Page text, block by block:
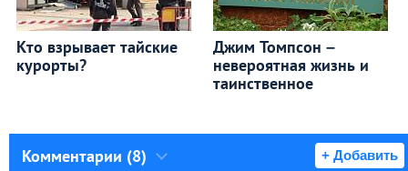
Кто взрывает тайские
курорты?
Джим Томпсон –
невероятная жизнь и
таинственное
Комментарии (8) + Добавить